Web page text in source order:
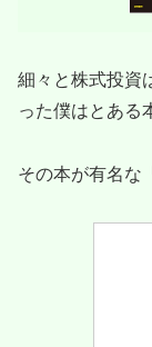
細々と株式投資
った僕はとある
その本が有名な「